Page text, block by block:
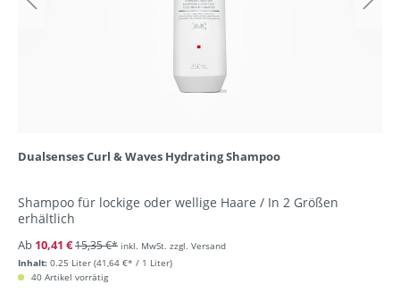
Dualsenses Curl & Waves Hydrating Shampoo
Shampoo für lockige oder wellige Haare / In 2 Größen
erhältlich
Inhalt: 0.25 Liter (41,64 €* / 1 Liter)
Ab 10,41 €15,35 €* inkl. MwSt. zzgl. Versand
40 Artikel vorrätig